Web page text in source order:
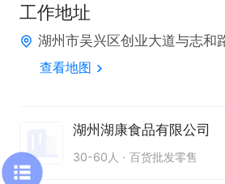
工作地址
湖州市吴兴区创业大道与志和
查看地图
湖州湖康食品有限公司
30-60人 百货批发零售